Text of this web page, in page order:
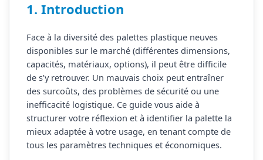
1. Introduction
Face à la diversité des palettes plastique neuves
disponibles sur le marché (différentes dimensions,
capacités, matériaux, options), il peut être difficile
de s’y retrouver. Un mauvais choix peut entraîner
des surcoûts, des problèmes de sécurité ou une
inefficacité logistique. Ce guide vous aide à
structurer votre réflexion et à identifier la palette la
mieux adaptée à votre usage, en tenant compte de
tous les paramètres techniques et économiques.